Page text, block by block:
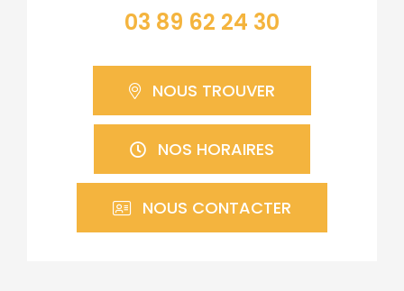
03 89 62 24 30
NOUS TROUVER
NOS HORAIRES
NOUS CONTACTER